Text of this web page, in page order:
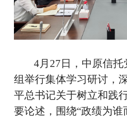
4月 27 日，中原信
组举行集体学习研讨，
平总书记关于树立和践
要论述，围绕“政绩为谁